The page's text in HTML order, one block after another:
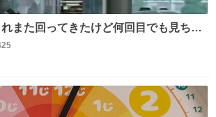
また回ってきたけど何回目でも見ちゃ